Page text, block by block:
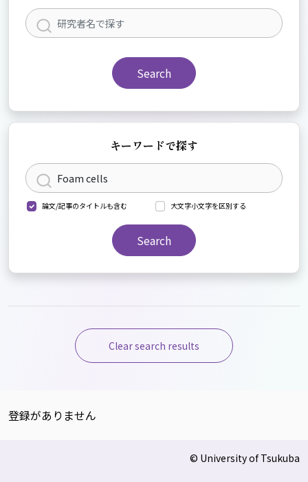
Search
キーワードで探す
論文/記事のタイトルも含む 大文字小文字を区別する
Search
Clear search results
登録がありません
© University of Tsukuba